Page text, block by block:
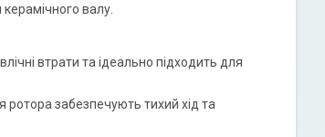
валу.
втрати та ідеально підходить для
ротора забезпечують тихий хід та